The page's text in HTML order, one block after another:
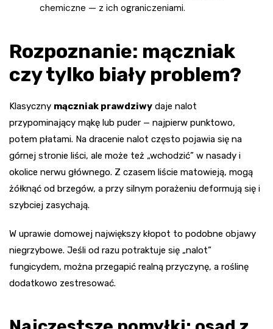
chemiczne — z ich ograniczeniami.
Rozpoznanie: mączniak
czy tylko biały problem?
Klasyczny mączniak prawdziwy daje nalot
przypominający mąkę lub puder — najpierw punktowo,
potem płatami. Na dracenie nalot często pojawia się na
górnej stronie liści, ale może też „wchodzić” w nasady i
okolice nerwu głównego. Z czasem liście matowieją, mogą
żółknąć od brzegów, a przy silnym porażeniu deformują się i
szybciej zasychają.
W uprawie domowej największy kłopot to podobne objawy
niegrzybowe. Jeśli od razu potraktuje się „nalot”
fungicydem, można przegapić realną przyczynę, a roślinę
dodatkowo zestresować.